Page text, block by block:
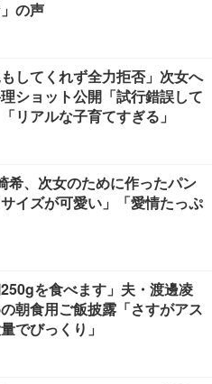
の声
してくれず全力拒否」次女へ
ショット公開「試行錯誤して
リアルな子育てすぎる」
希、次女のために作ったパン
イズが可愛い」「愛情たっぷ
を食べます」夫・渡邊凌
朝食用ご飯披露「さすがアス
でびっくり」